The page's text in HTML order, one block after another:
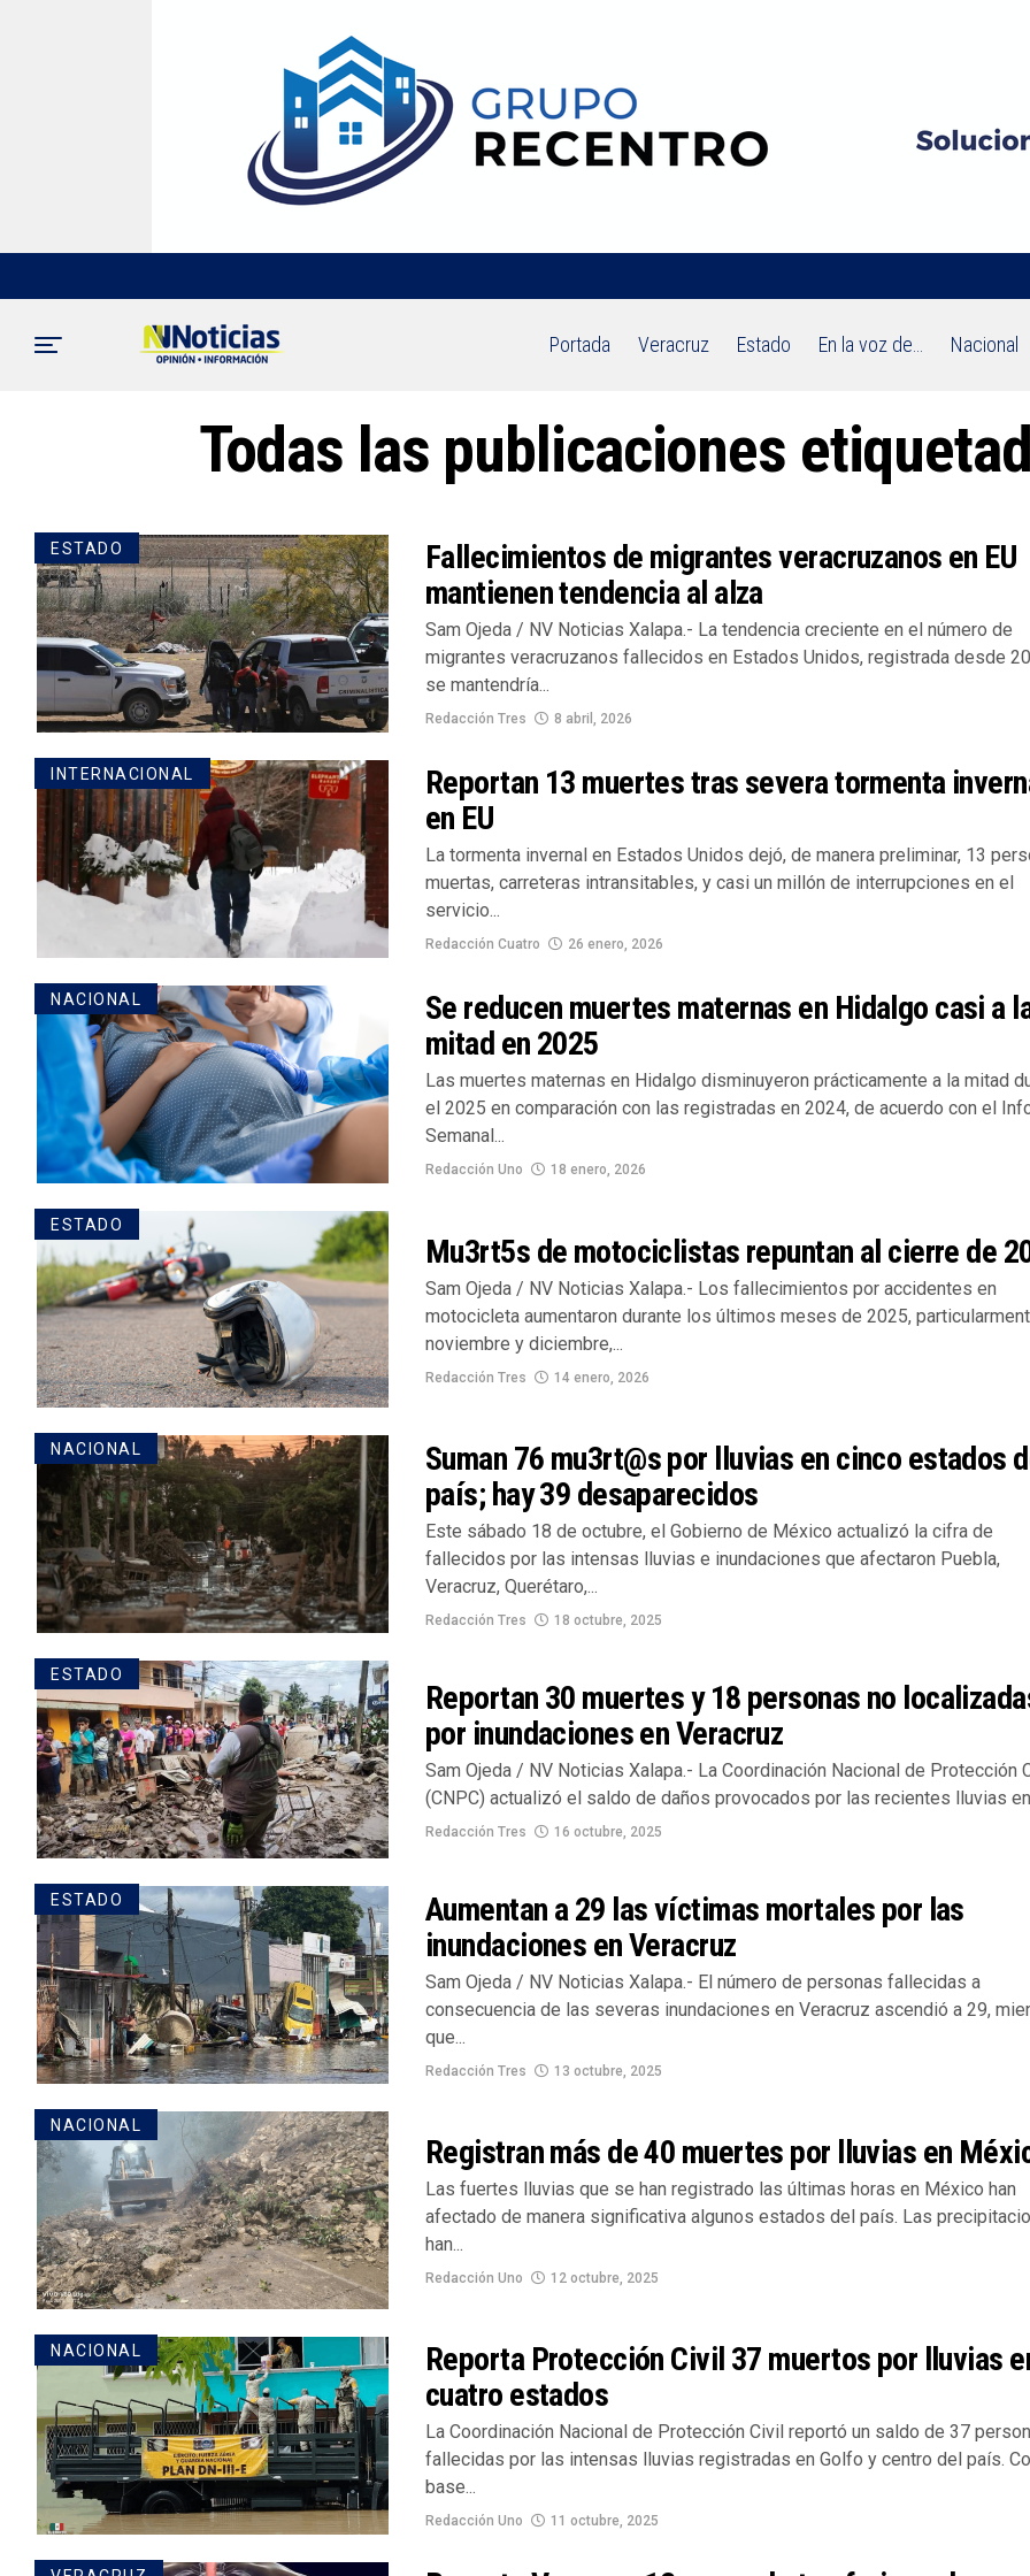
Portada Veracruz Estado En la voz de… Nacional
Todas las publicaciones
ESTADO
Fallecimientos de migrantes veracruzanos en EU
mantienen tendencia al alza
Sam Ojeda / NV Noticias Xalapa.- La tendencia creciente en el número de
migrantes veracruzanos fallecidos en Estados Unidos, registrada desde
se mantendría...
Redacción Tres 8 abril, 2026
INTERNACIONAL
Reportan 13 muertes tras severa tormenta
en EU
La tormenta invernal en Estados Unidos dejó, de manera preliminar, 13
muertas, carreteras intransitables, y casi un millón de interrupciones en el
servicio...
Redacción Cuatro 26 enero, 2026
NACIONAL
Se reducen muertes maternas en Hidalgo casi a
mitad en 2025
Las muertes maternas en Hidalgo disminuyeron prácticamente a la mitad
el 2025 en comparación con las registradas en 2024, de acuerdo con el
Semanal...
Redacción Uno 18 enero, 2026
ESTADO
Mu3rt5s de motociclistas repuntan al cierre de
Sam Ojeda / NV Noticias Xalapa.- Los fallecimientos por accidentes en
motocicleta aumentaron durante los últimos meses de 2025,
noviembre y diciembre,...
Redacción Tres 14 enero, 2026
NACIONAL
Suman 76 mu3rt@s por lluvias en cinco estados
país; hay 39 desaparecidos
Este sábado 18 de octubre, el Gobierno de México actualizó la cifra de
fallecidos por las intensas lluvias e inundaciones que afectaron Puebla,
Veracruz, Querétaro,...
Redacción Tres 18 octubre, 2025
ESTADO
Reportan 30 muertes y 18 personas no
por inundaciones en Veracruz
Sam Ojeda / NV Noticias Xalapa.- La Coordinación Nacional de Protección
(CNPC) actualizó el saldo de daños provocados por las recientes lluvias
Redacción Tres 16 octubre, 2025
ESTADO
Aumentan a 29 las víctimas mortales por las
inundaciones en Veracruz
Sam Ojeda / NV Noticias Xalapa.- El número de personas fallecidas a
consecuencia de las severas inundaciones en Veracruz ascendió a 29,
que...
Redacción Tres 13 octubre, 2025
NACIONAL
Registran más de 40 muertes por lluvias en
Las fuertes lluvias que se han registrado las últimas horas en México han
afectado de manera significativa algunos estados del país. Las
han...
Redacción Uno 12 octubre, 2025
NACIONAL
Reporta Protección Civil 37 muertos por lluvias
cuatro estados
La Coordinación Nacional de Protección Civil reportó un saldo de 37
fallecidas por las intensas lluvias registradas en Golfo y centro del país.
base...
Redacción Uno 11 octubre, 2025